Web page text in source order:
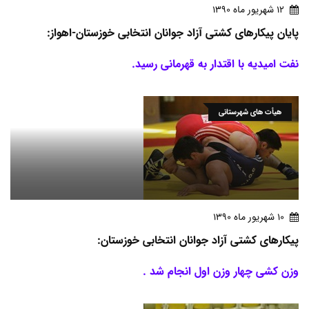
12 شهريور ماه 1390
پایان پیکارهای کشتی آزاد جوانان انتخابی خوزستان-اهواز:
نفت امیدیه با اقتدار به قهرمانی رسید.
هیأت های شهرستانی
10 شهريور ماه 1390
پیکارهای کشتی آزاد جوانان انتخابی خوزستان:
وزن کشی چهار وزن اول انجام شد .